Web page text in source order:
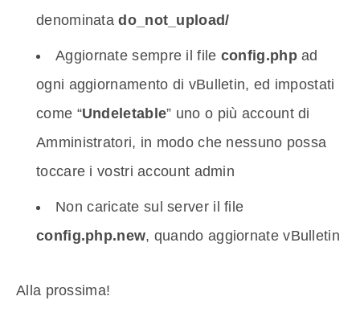
denominatado_not_upload/
Aggiornate sempre il file config.phpad
ogni aggiornamento di vBulletin, ed impostati
come “Undeletable” uno o più account di
Amministratori, in modo che nessuno possa
toccare i vostri account admin
Non caricate sul server il file
config.php.new, quando aggiornate vBulletin
Alla prossima!